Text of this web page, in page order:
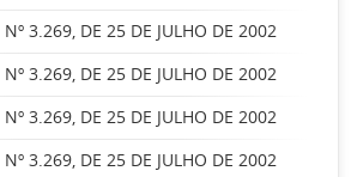
Nº 3.269, DE 25 DE JULHO DE 2002
Nº 3.269, DE 25 DE JULHO DE 2002
Nº 3.269, DE 25 DE JULHO DE 2002
Nº 3.269, DE 25 DE JULHO DE 2002